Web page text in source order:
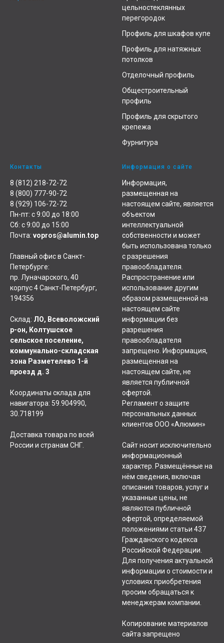
цельностеклянных
перегородок
Профиль для шкафов купе
Профиль для натяжных
потолков
Отделочный профиль
Общестроительный
профиль
Профиль для скрытого
крепежа
Фурнитура
Контакты
8 (812) 218-72-72
8 (800) 777-90-72
8 (929) 106-72-72
Пн-пт: с 9:00 до 18:00
Сб: с 9:00 до 15:00
Почта: vopros@alumin.top
Главный офис в Санкт-
Петербурге:
пр. Луначарского, 40
корпус 4 Санкт-Петербург,
194356
Склад: ЛО, Всеволожский
р-он, Колтушское
сельское поселение,
коммунально-складская
зона Разметелево 1-й
проезд д. 3
Координаты склада для
навигатора: 59.904990,
30.718199
Доставка товара по всей
России и странам СНГ.
Информация о сайте
Информация,
размещенная на
настоящем сайте, является
объектом
интеллектуальной
собственности и может
быть использована только
с разрешения
правообладателя.
Распространение или
использование другим
образом размещенной на
настоящем сайте
информации без
разрешения
правообладателя
запрещено. Информация,
размещенная на
настоящем сайте, не
является публичной
офертой.
Регламент о защите
персональных данных
клиентов ООО «Алюмин»
Сайт носит исключительно
информационный
характер. Размещённые на
нём сведения, включая
описания товаров, услуг и
указанные цены, не
являются публичной
офертой, определяемой
положениями статьи 437
Гражданского кодекса
Российской Федерации.
Для получения актуальной
информации о стоимости и
условиях приобретения
просим обращаться к
менеджерам компании.
Копирование материалов
сайта запрещено